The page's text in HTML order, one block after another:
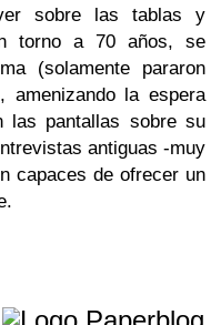
sobre las tablas y
torno a 70 años, se
(solamente pararon
la espera
las pantallas sobre su
antiguas -muy
capaces de ofrecer un